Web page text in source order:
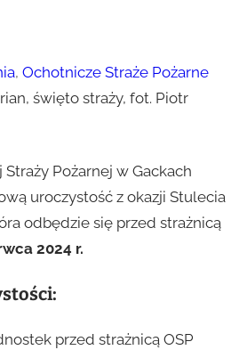
, Ochotnicze Straże Pożarne
Pożarnej w Gackach
uroczystość z okazji Stulecia
odbędzie się przed strażnicą
2024 r.
przed strażnicą OSP